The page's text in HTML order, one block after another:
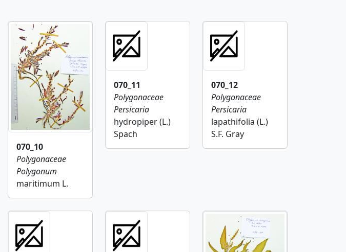
070_10
Polygonaceae
Polygonum
maritimum L.
070_11
Polygonaceae
Persicaria
hydropiper (L.)
Spach
070_12
Polygonaceae
Persicaria
lapathifolia (L.)
S.F. Gray